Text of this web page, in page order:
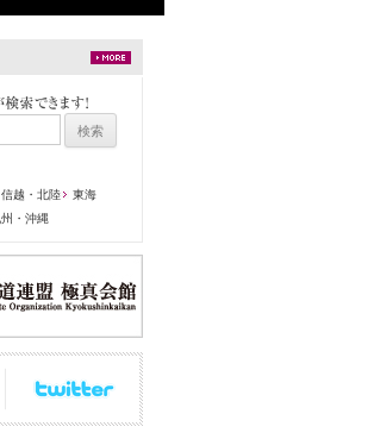
信越・北陸
東海
・沖縄